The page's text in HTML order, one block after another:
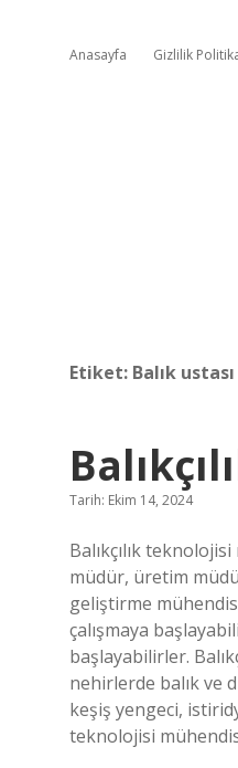
Anasayfa Gizlilik
Etiket: Balık
Tarih: Ekim 14, 2024
Balıkçılık
müdür, üretim
geliştirme
çalışmaya
başlayabilirler.
nehirlerde balık ve
keşiş yengeci,
teknolojisi